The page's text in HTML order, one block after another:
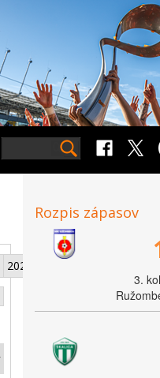
2026
Rozpis zápasov
3.